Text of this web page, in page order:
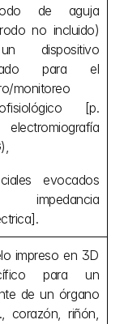
de aguja
no incluido)
dispositivo
para el
monitoreo
[p.
evocados
impedancia
impreso en 3D
para un
de un órgano
corazón, riñón,